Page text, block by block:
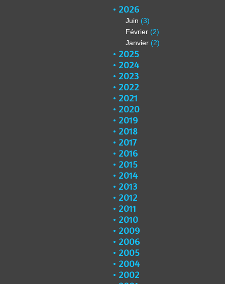
2026
Juin (3)
Février (2)
Janvier (2)
2025
2024
2023
2022
2021
2020
2019
2018
2017
2016
2015
2014
2013
2012
2011
2010
2009
2006
2005
2004
2002